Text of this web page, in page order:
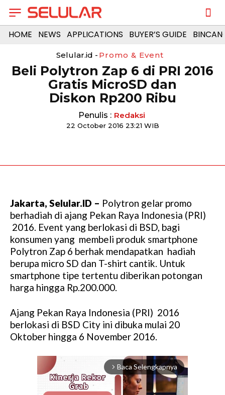
HOME NEWS APPLICATIONS BUYER’S GUIDE
Selular.id - Promo & Event
Beli Polytron Zap 6 ​di PRI 2016
Gratis MicroSD dan
Diskon Rp200 Ribu
Penulis : Redaksi
22 October 2016 23:21 WIB
Jakarta, Selular.ID – Polytron gelar promo
berhadiah di ajang Pekan Raya Indonesia (PRI)
2016. Event yang berlokasi di BSD, bagi
konsumen yang membeli produk smartphone
Polytron Zap 6 berhak mendapatkan hadiah
berupa micro SD dan T-shirt cantik. Untuk
smartphone tipe tertentu diberikan potongan
harga hingga Rp.200.000.
Ajang Pekan Raya Indonesia (PRI) 2016
berlokasi di BSD City ini dibuka mulai 20
Oktober hingga 6 November 2016.
arrow_forward_ios Baca Selengkapnya